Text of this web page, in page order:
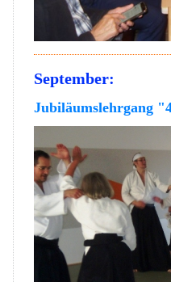
September:
Jubiläumslehrgang